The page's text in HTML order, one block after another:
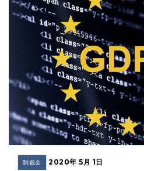
制裁金 2020年 5月 1日